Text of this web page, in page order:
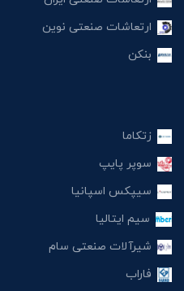
ارتعاشات صنعتی نوین
بنکن
زتکاما
سوپر پایپ
سیپکس اسپانیا
سیم ایتالیا
شیرآلات صنعتی سام
فاراب